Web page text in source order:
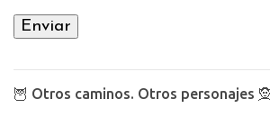
🦉 Otros caminos. Otros personajes